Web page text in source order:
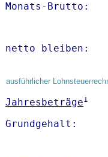
Monats-
netto
ausführlicher
Jahresbeträge1